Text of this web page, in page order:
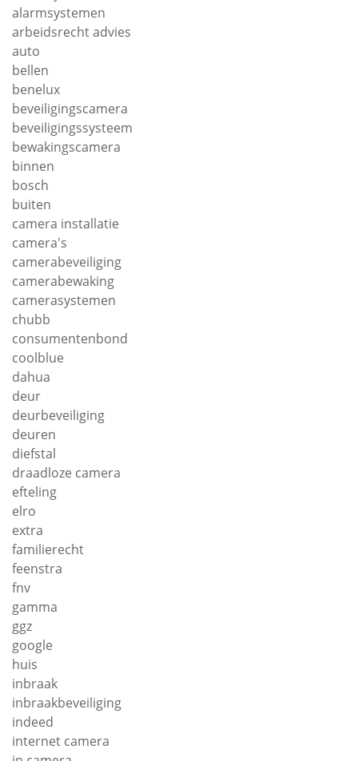
alarmsystemen
arbeidsrecht advies
auto
bellen
benelux
beveiligingscamera
beveiligingssysteem
bewakingscamera
binnen
bosch
buiten
camera installatie
camera's
camerabeveiliging
camerabewaking
camerasystemen
chubb
consumentenbond
coolblue
dahua
deur
deurbeveiliging
deuren
diefstal
draadloze camera
efteling
elro
extra
familierecht
feenstra
fnv
gamma
ggz
google
huis
inbraak
inbraakbeveiliging
indeed
internet camera